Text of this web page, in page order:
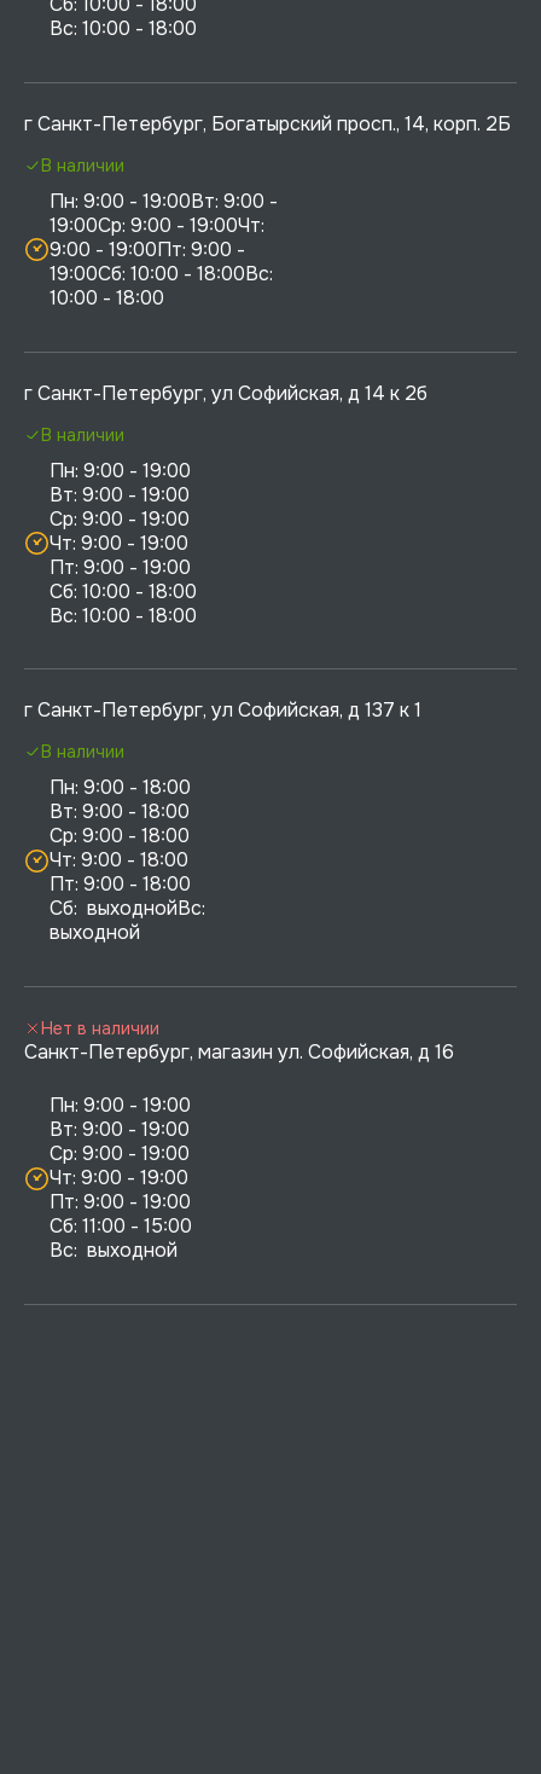
г Санкт-Петербург, Богатырский просп., 14, корп. 2Б
Пн: 9:00 - 19:00Вт: 9:00 -
19:00Ср: 9:00 - 19:00Чт:
9:00 - 19:00Пт: 9:00 -
19:00Сб: 10:00 - 18:00Вс:
10:00 - 18:00
В наличии
г Санкт-Петербург, ул Софийская, д 14 к 2б
Пн: 9:00 - 19:00
Вт: 9:00 - 19:00
Ср: 9:00 - 19:00
Чт: 9:00 - 19:00
Пт: 9:00 - 19:00
Сб: 10:00 - 18:00
В наличии
г Санкт-Петербург, ул Софийская, д 137 к 1
Пн: 9:00 - 18:00
Вт: 9:00 - 18:00
Ср: 9:00 - 18:00
Чт: 9:00 - 18:00
Пт: 9:00 - 18:00
Сб:  выходнойВс:
выходной
В наличии
Санкт-Петербург, магазин ул. Софийская, д 16
Пн: 9:00 - 19:00
Вт: 9:00 - 19:00
Ср: 9:00 - 19:00
Чт: 9:00 - 19:00
Пт: 9:00 - 19:00
Сб: 11:00 - 15:00
Вс:  выходной
Нет в наличии